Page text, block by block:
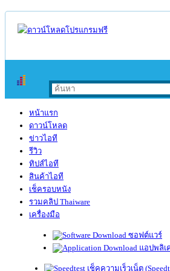
หน้าแรก
ดาวน์โหลด
ข่าวไอที
รีวิว
ทิปส์ไอที
สินค้าไอที
เช็ครอบหนัง
รวมคลิป Thaiware
เครื่องมือ
ซอฟต์แวร์
แอปพลิ
เช็คความเร็วเน็ต